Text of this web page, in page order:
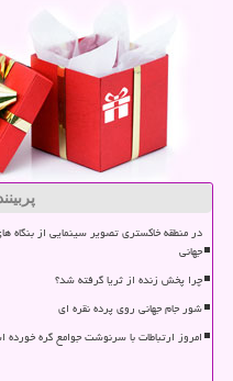
در منطقه خاکستری تصویر سینمایی از
جهانی
چرا پخش زنده از ثریا گرفته شد؟
شور جام جهانی روی پرده نقره ای
امروز ارتباطات با سرنوشت جوامع گره